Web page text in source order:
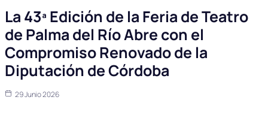
La 43ª Edición de la Feria de Teatro
de Palma del Río Abre con el
Compromiso Renovado de la
Diputación de Córdoba
29 Junio 2026